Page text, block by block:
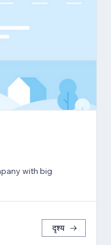
with big
दृश्य